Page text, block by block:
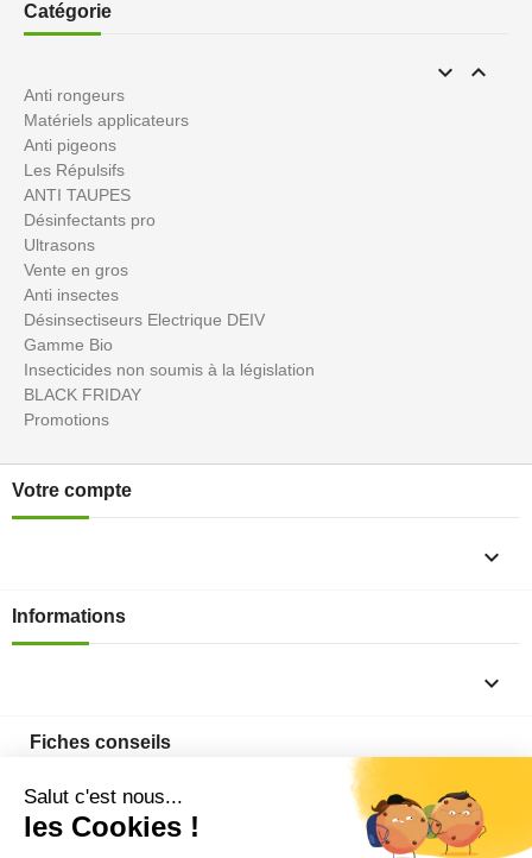
Catégorie
 
Anti rongeurs
Matériels applicateurs
Anti pigeons
Les Répulsifs
ANTI TAUPES
Désinfectants pro
Ultrasons
Vente en gros
Anti insectes
Désinsectiseurs Electrique DEIV
Gamme Bio
Insecticides non soumis à la législation
BLACK FRIDAY
Promotions
Votre compte

Informations

Fiches conseils
